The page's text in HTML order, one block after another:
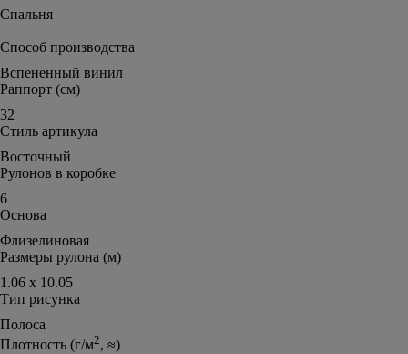
Спальня
Способ производства
Вспененный винил
Раппорт (см)
32
Стиль артикула
Восточный
Рулонов в коробке
6
Основа
Флизелиновая
Размеры рулона (м)
1.06 х 10.05
Тип рисунка
Полоса
Плотность (г/м2, ≈)